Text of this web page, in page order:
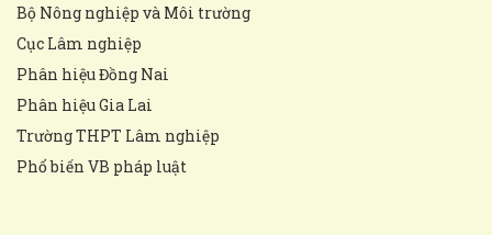
Bộ Nông nghiệp và Môi trường
Cục Lâm nghiệp
Phân hiệu Đồng Nai
Phân hiệu Gia Lai
Trường THPT Lâm nghiệp
Phổ biến VB pháp luật